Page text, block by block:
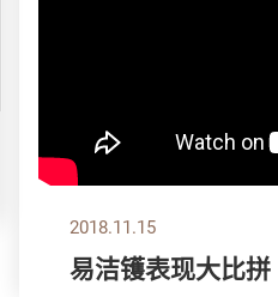
2018.11.15
易洁镬表现大比拼